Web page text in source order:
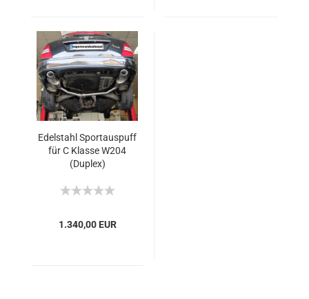
Edelstahl Sportauspuff
für C Klasse W204
(Duplex)
1.340,00 EUR